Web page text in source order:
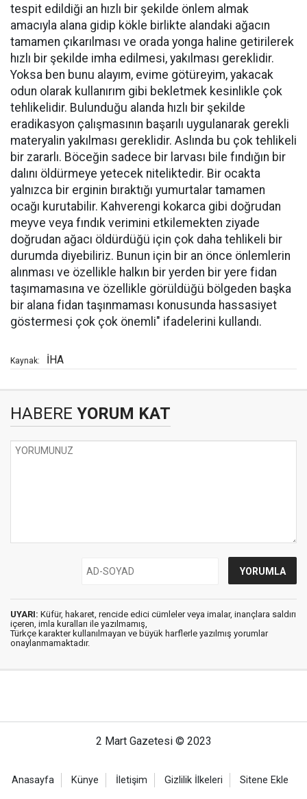
tespit edildiği an hızlı bir şekilde önlem almak
amacıyla alana gidip kökle birlikte alandaki ağacın
tamamen çıkarılması ve orada yonga haline getirilerek
hızlı bir şekilde imha edilmesi, yakılması gereklidir.
Yoksa ben bunu alayım, evime götüreyim, yakacak
odun olarak kullanırım gibi bekletmek kesinlikle çok
tehlikelidir. Bulunduğu alanda hızlı bir şekilde
eradikasyon çalışmasının başarılı uygulanarak gerekli
materyalin yakılması gereklidir. Aslında bu çok tehlikeli
bir zararlı. Böceğin sadece bir larvası bile fındığın bir
dalını öldürmeye yetecek niteliktedir. Bir ocakta
yalnızca bir erginin bıraktığı yumurtalar tamamen
ocağı kurutabilir. Kahverengi kokarca gibi doğrudan
meyve veya fındık verimini etkilemekten ziyade
doğrudan ağacı öldürdüğü için çok daha tehlikeli bir
durumda diyebiliriz. Bunun için bir an önce önlemlerin
alınması ve özellikle halkın bir yerden bir yere fidan
taşımamasına ve özellikle görüldüğü bölgeden başka
bir alana fidan taşınmaması konusunda hassasiyet
göstermesi çok çok önemli" ifadelerini kullandı.
Kaynak: İHA
HABERE YORUM KAT
UYARI: Küfür, hakaret, rencide edici cümleler veya imalar, inançlara saldırı
içeren, imla kuralları ile yazılmamış,
Türkçe karakter kullanılmayan ve büyük harflerle yazılmış yorumlar
onaylanmamaktadır.
2 Mart Gazetesi © 2023
Anasayfa Künye İletişim Gizlilik İlkeleri Sitene Ekle